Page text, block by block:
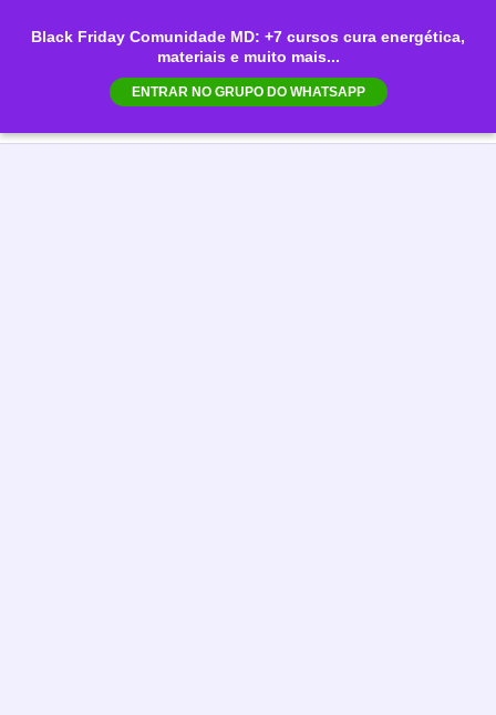
Black Friday Comunidade MD: +7 cursos cura energética,
materiais e muito mais...
ENTRAR NO GRUPO DO WHATSAPP
para